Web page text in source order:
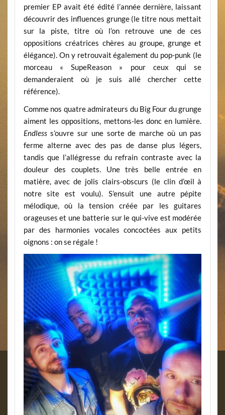
premier EP avait été édité l’année dernière, laissant
découvrir des influences grunge (le titre nous mettait
sur la piste, titre où l’on retrouve une de ces
oppositions créatrices chères au groupe, grunge et
élégance). On y retrouvait également du pop-punk (le
morceau « SupeReason » pour ceux qui se
demanderaient où je suis allé chercher cette
référence).
Comme nos quatre admirateurs du Big Four du grunge
aiment les oppositions, mettons-les donc en lumière.
Endlesss’ouvre sur une sorte de marche où un pas
ferme alterne avec des pas de danse plus légers,
tandis que l’allégresse du refrain contraste avec la
douleur des couplets. Une très belle entrée en
matière, avec de jolis clairs-obscurs (le clin d’œil à
notre site est voulu). S’ensuit une autre pépite
mélodique, où la tension créée par les guitares
orageuses et une batterie sur le qui-vive est modérée
par des harmonies vocales concoctées aux petits
oignons : on se régale !